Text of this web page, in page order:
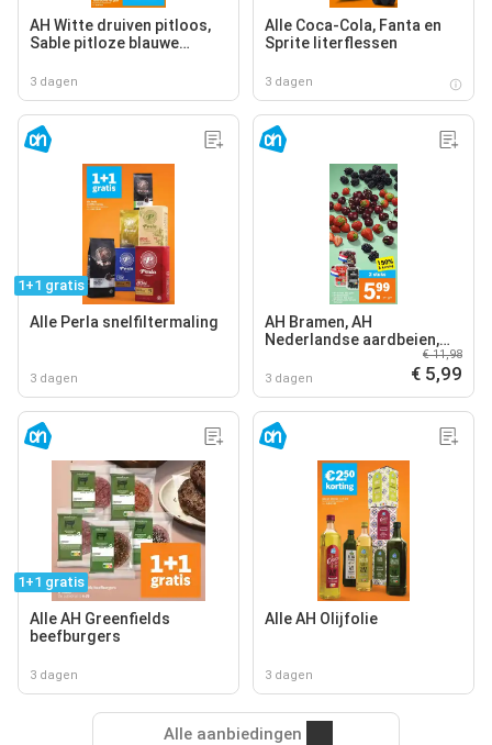
AH Witte druiven pitloos,
Sable pitloze blauwe
pitloze rode druiven
3 dagen
Alle Coca-Cola, Fanta en
Sprite literflessen
3 dagen
1+1 gratis
Alle Perla snelfiltermaling
3 dagen
AH Bramen, AH
Nederlandse aardbeien,
AH Nederlandse kersen
3 dagen
€ 11,98
€ 5,99
1+1 gratis
Alle AH Greenfields
beefburgers
3 dagen
Alle AH Olijfolie
3 dagen
Alle aanbiedingen